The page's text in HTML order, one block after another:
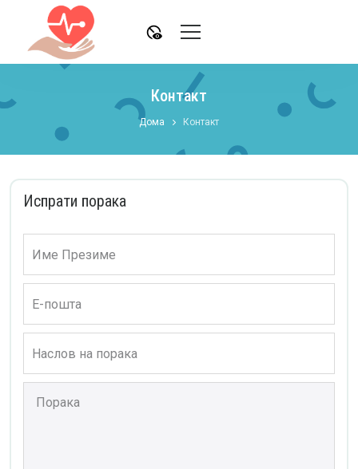
disabled_visible
Контакт
Дома Контакт
Испрати порака